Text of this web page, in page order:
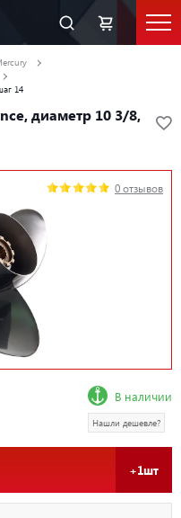
14
диаметр 10 3/8,
0 отзывов
В наличии
Нашли дешевле?
+1шт